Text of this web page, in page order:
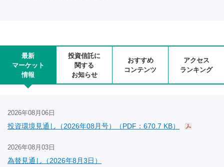
最新
マーケット
情報
投資信託に
関する
お知らせ
おすすめ
コンテンツ
アクセス
ランキング
2026年08月06日
投資環境見通し（2026年08月号）（PDF：670.7 KB）
2026年08月03日
為替見通し（2026年8月3日）